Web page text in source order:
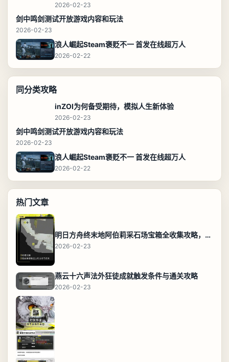
2026-02-23
剑中鸣剑测试开放游戏内容和玩法
2026-02-23
浪人崛起Steam褒贬不一 首发在线超万人
2026-02-22
同分类攻略
inZOI为何备受期待，模拟人生新体验
2026-02-23
剑中鸣剑测试开放游戏内容和玩法
2026-02-23
浪人崛起Steam褒贬不一 首发在线超万人
2026-02-22
热门文章
明日方舟终末地阿伯莉采石场宝箱全收集攻略，全点位分布图与路线
2026-02-23
燕云十六声法外狂徒成就触发条件与通关攻略
2026-02-23